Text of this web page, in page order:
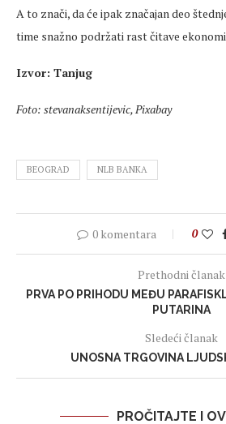
A to znači, da će ipak značajan deo
time snažno podržati rast čitave
Izvor: Tanjug
Foto: stevanaksentijevic, Pixabay
BEOGRAD NLB BANKA
0 komentara 0
Prethodni članak
PRVA PO PRIHODU MEĐU
PUTARINA
Sledeći članak
UNOSNA TRGOVINA
PROČITAJTE I